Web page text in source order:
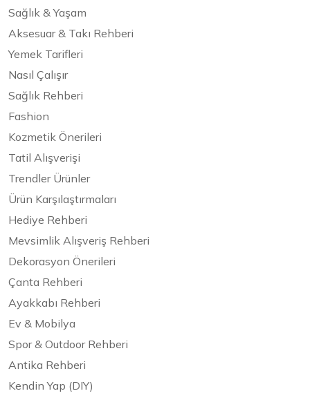
Sağlık & Yaşam
Aksesuar & Takı Rehberi
Yemek Tarifleri
Nasıl Çalışır
Sağlık Rehberi
Fashion
Kozmetik Önerileri
Tatil Alışverişi
Trendler Ürünler
Ürün Karşılaştırmaları
Hediye Rehberi
Mevsimlik Alışveriş Rehberi
Dekorasyon Önerileri
Çanta Rehberi
Ayakkabı Rehberi
Ev & Mobilya
Spor & Outdoor Rehberi
Antika Rehberi
Kendin Yap (DIY)